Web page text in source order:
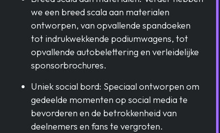
we een breed scala aan materialen
ontworpen, van opvallende spandoeken
tot indrukwekkende podiumwagens, tot
opvallende autobelettering en verleidelijke
sponsorbrochures.
Uniek social bord: Speciaal ontworpen om
gedeelde momenten op social media te
bevorderen en de betrokkenheid van
deelnemers en fans te vergroten.